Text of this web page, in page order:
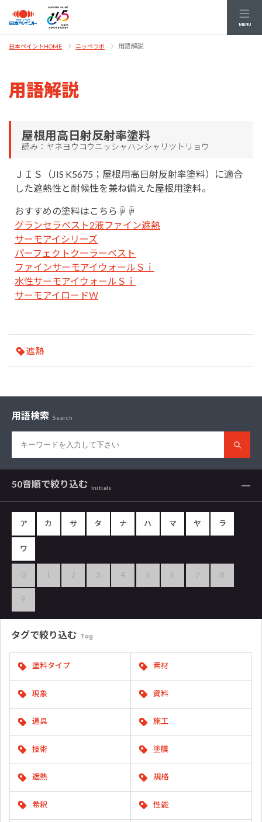
MENU
日本ペイントHOME ニッペラボ 用語解説
用語解説
屋根用高日射反射率塗料
読み：ヤネヨウコウニッシャハンシャリツトリョウ
ＪＩＳ（JIS K5675；屋根用高日射反射率塗料）に適合
した遮熱性と耐候性を兼ね備えた屋根用塗料。
おすすめの塗料はこちら☟☟
グランセラベスト2液ファイン遮熱
サーモアイシリーズ
パーフェクトクーラーベスト
ファインサーモアイウォールＳｉ
水性サーモアイウォールＳｉ
サーモアイロードＷ
遮熱
用語検索 Search
50音順で絞り込む Initials
ア カ サ タ ナ ハ マ ヤ ラ
ワ
0 1 2 3 4 5 6 7 8
9
タグで絞り込む Tag
塗料タイプ 素材
現象 資料
道具 施工
技術 塗膜
遮熱 規格
希釈 性能